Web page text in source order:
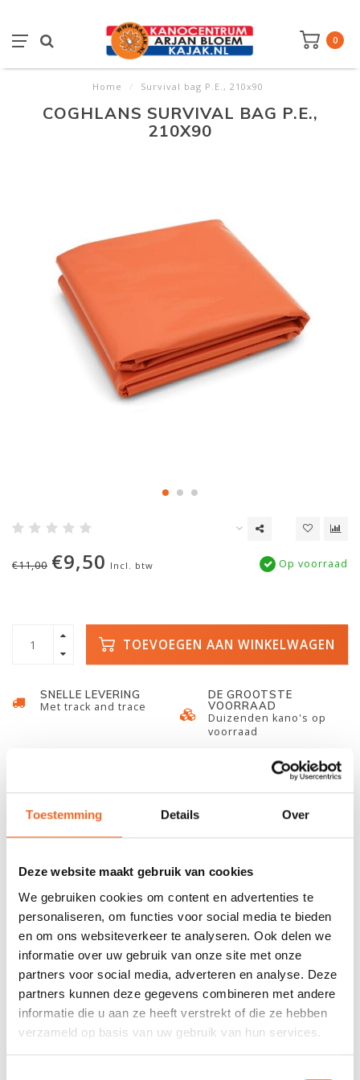
Toestemming Details Over
Deze website maakt gebruik van cookies
We gebruiken cookies om content en advertenties te
personaliseren, om functies voor social media te bieden
en om ons websiteverkeer te analyseren. Ook delen we
informatie over uw gebruik van onze site met onze
partners voor social media, adverteren en analyse. Deze
partners kunnen deze gegevens combineren met andere
informatie die u aan ze heeft verstrekt of die ze hebben
verzameld op basis van uw gebruik van hun services.
0
Home / Survival bag P.E., 210x90
COGHLANS SURVIVAL BAG P.E.,
210X90
€11,00 €9,50 Incl. btw Op voorraad
TOEVOEGEN AAN WINKELWAGEN
SNELLE LEVERING
Met track and trace
DE GROOTSTE
VOORRAAD
Duizenden kano's op
voorraad
PROEFVAART
Bij onze showroom
INFORMATIE
Deze survival bag van Coghlan's helpt warmte vast te houden
en onderkoeling in noodsituaties te voorkomen. Door de oranje
kleur is de survival bag goed zichtbaar voor reddingsteams. De
zak is gemaakt van 3 millimeter polyethyleen, is waterdicht en
heeft een afmeting van 210 bij 90 centimeter. De reddingszak
kan ook gebruikt worden als grondzeil of noodtent. De survival
bag heeft een gewicht van 255 gram.